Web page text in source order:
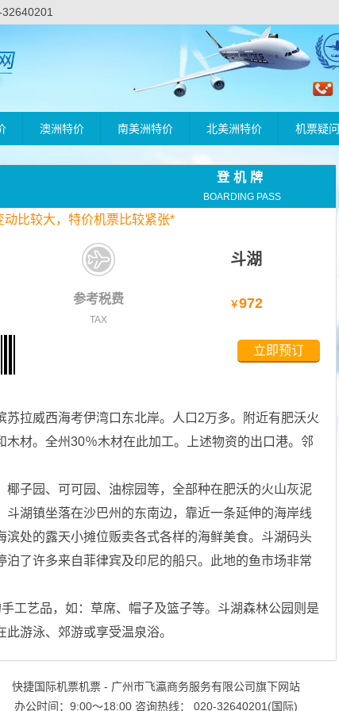
澳洲特价 南美洲特价 北美洲特价 机票疑问
登机牌
BOARDING PASS
动比较大，特价机票比较紧张*
斗湖
参考税费
TAX
￥972
立即预订
拉威西海考伊湾口东北岸。人口2万多。附近有肥沃火
材。全州30％木材在此加工。上述物资的出口港。邻
子园、可可园、油棕园等，全部种在肥沃的火山灰泥
湖镇坐落在沙巴州的东南边，靠近一条延伸的海岸线
滨处的露天小摊位贩卖各式各样的海鲜美食。斗湖码头
了许多来自菲律宾及印尼的船只。此地的鱼市场非常
艺品，如：草席、帽子及篮子等。斗湖森林公园则是
游泳、郊游或享受温泉浴。
快捷国际机票机票 - 广州市飞瀛商务服务有限公司旗下网站
办公时间：9:00～18:00 咨询热线： 020-32640201(国际)